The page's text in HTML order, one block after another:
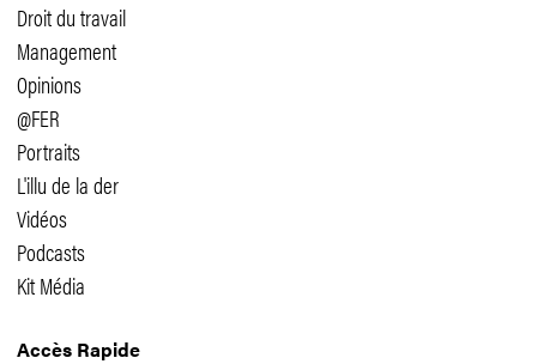
Droit du travail
Management
Opinions
@FER
Portraits
L'illu de la der
Vidéos
Podcasts
Kit Média
Accès Rapide